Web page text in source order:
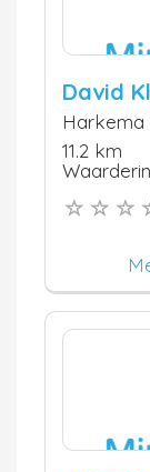
David
Harkema
11.2 km